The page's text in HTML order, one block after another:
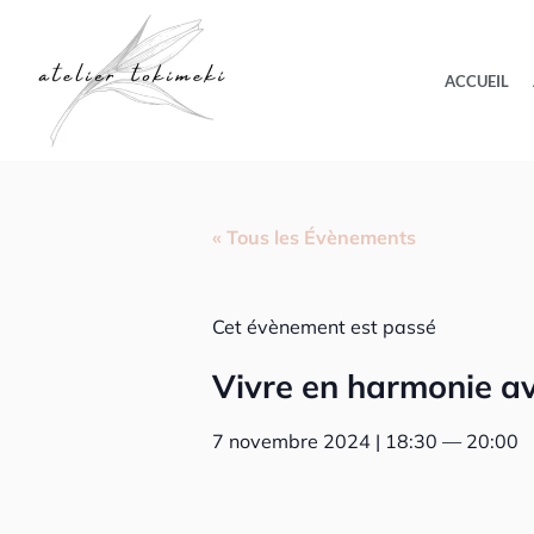
contenu
ACCUEIL
« Tous les Évènements
Cet évènement est passé
Vivre en harmonie
7 novembre 2024 | 18:30 — 20:00